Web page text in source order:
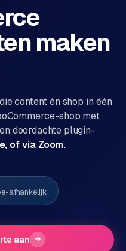
maken
content én shop in één
shop met
doordachte plugin-
of via Zoom.
afhankelijk
aan →